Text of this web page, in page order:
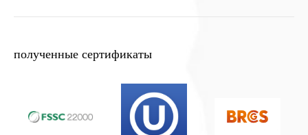
полученные сертификаты